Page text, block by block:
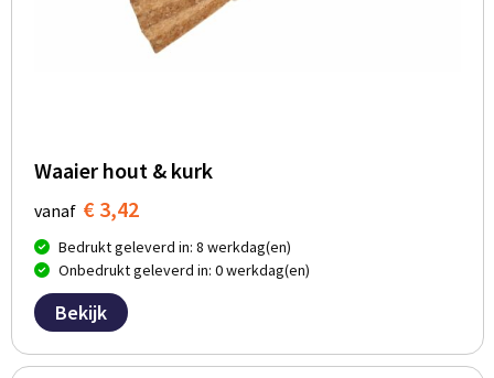
Waaier hout & kurk
vanaf € 3,42
Bedrukt geleverd in: 8 werkdag(en)
Onbedrukt geleverd in: 0 werkdag(en)
Bekijk